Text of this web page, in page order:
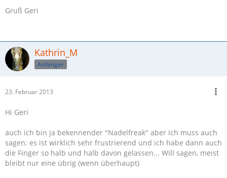
Gruß Geri
Kathrin_M
Anfänger
23. Februar 2013
Hi Geri
auch ich bin ja bekennender "Nadelfreak" aber ich muss auch
sagen: es ist wirklich sehr frustrierend und ich habe dann auch
die Finger so halb und halb davon gelassen... Will sagen, meist
bleibt nur eine übrig (wenn überhaupt)